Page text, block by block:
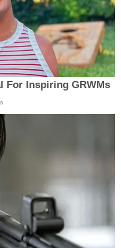
For Inspiring GRWMs